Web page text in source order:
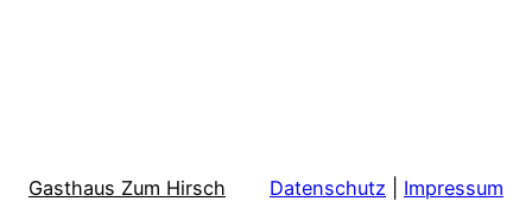
Gasthaus Zum Hirsch Datenschutz Impressum